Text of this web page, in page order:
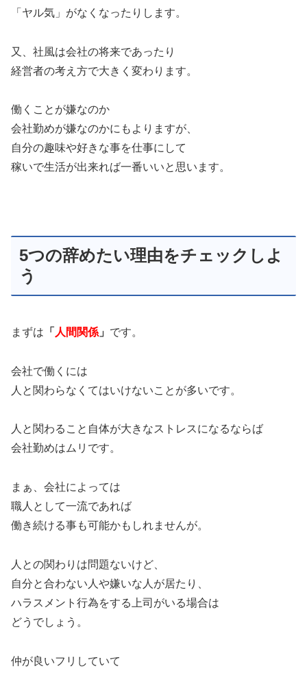
「ヤル気」がなくなったりします。
又、社風は会社の将来であったり
経営者の考え方で大きく変わります。
働くことが嫌なのか
会社勤めが嫌なのかにもよりますが、
自分の趣味や好きな事を仕事にして
稼いで生活が出来れば一番いいと思います。
5つの辞めたい理由をチェックしよ
う
まずは 「 人間関係 」 です。
会社で働くには
人と関わらなくてはいけないことが多いです。
人と関わること自体が大きなストレスになるならば
会社勤めはムリです。
まぁ、会社によっては
職人として一流であれば
働き続ける事も可能かもしれませんが。
人との関わりは問題ないけど、
自分と合わない人や嫌いな人が居たり、
ハラスメント行為をする上司がいる場合は
どうでしょう。
仲が良いフリしていて